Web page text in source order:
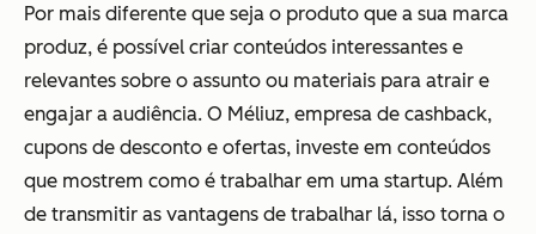
Por mais diferente que seja o produto que a sua marca
produz, é possível criar conteúdos interessantes e
relevantes sobre o assunto ou materiais para atrair e
engajar a audiência. O Méliuz, empresa de cashback,
cupons de desconto e ofertas, investe em conteúdos
que mostrem como é trabalhar em uma startup. Além
de transmitir as vantagens de trabalhar lá, isso torna o